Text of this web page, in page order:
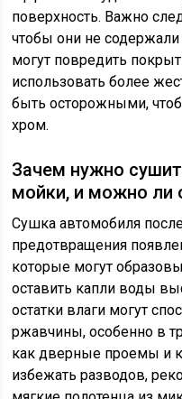
поверхность. Важно
чтобы они не
могут повредить
использовать более
быть осторожными,
хром.
Зачем нужно
мойки, и можно ли
Сушка автомобиля
предотвращения
которые могут
оставить капли воды
остатки влаги могут
ржавчины, особенно в
как дверные проемы и
избежать разводов,